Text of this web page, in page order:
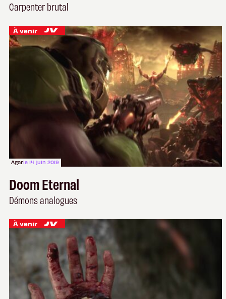
Carpenter brutal
À venir
Agarle 14 juin 2019
Doom Eternal
Démons analogues
À venir